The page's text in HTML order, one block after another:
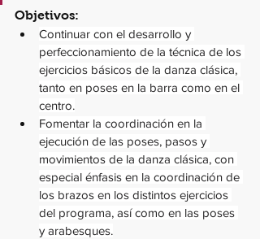
Objetivos:
Continuar con el desarrollo y
perfeccionamiento de la técnica de los
ejercicios básicos de la danza clásica,
tanto en poses en la barra como en el
centro.
Fomentar la coordinación en la
ejecución de las poses, pasos y
movimientos de la danza clásica, con
especial énfasis en la coordinación de
los brazos en los distintos ejercicios
del programa, así como en las poses
y arabesques.